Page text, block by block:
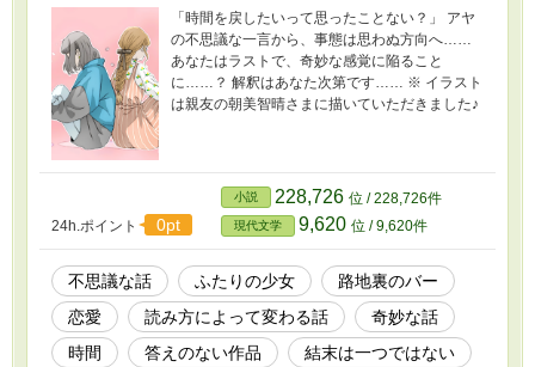
「時間を戻したいって思ったことない？」 アヤ
の不思議な一言から、事態は思わぬ方向へ……
あなたはラストで、奇妙な感覚に陥ること
に……？ 解釈はあなた次第です…… ※ イラスト
は親友の朝美智晴さまに描いていただきました♪
24h.ポイント 0pt
小説 228,726 位 / 228,726件
現代文学 9,620 位 / 9,620件
不思議な話 ふたりの少女
路地裏のバー
恋愛
読み方によって変わる話
奇妙な話
時間
答えのない作品
結末は一つではない